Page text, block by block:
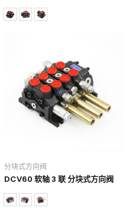
分块式方向阀
DCV60 软轴 3 联 分块式方向阀